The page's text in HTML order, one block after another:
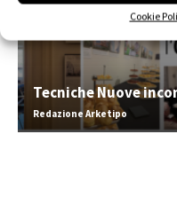
Cookie
Tecniche Nuove
Redazione Arketipo